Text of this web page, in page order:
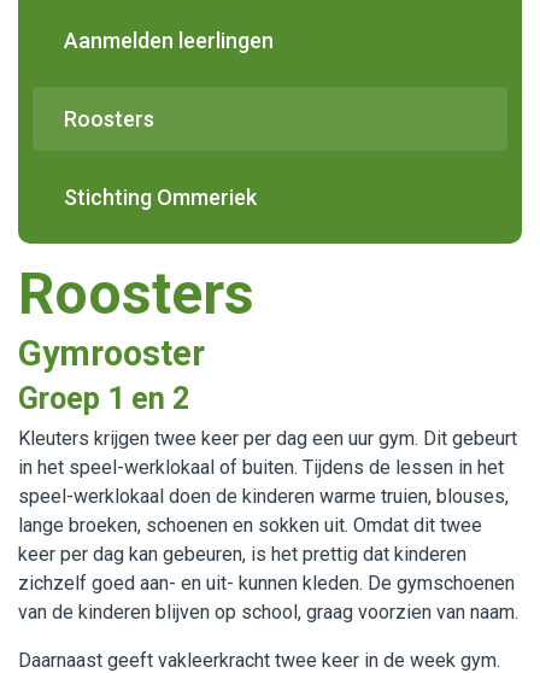
Aanmelden leerlingen
Roosters
Stichting Ommeriek
Roosters
Gymrooster
Groep 1 en 2
Kleuters krijgen twee keer per dag een uur gym. Dit gebeurt
in het speel-werklokaal of buiten. Tijdens de lessen in het
speel-werklokaal doen de kinderen warme truien, blouses,
lange broeken, schoenen en sokken uit. Omdat dit twee
keer per dag kan gebeuren, is het prettig dat kinderen
zichzelf goed aan- en uit- kunnen kleden. De gymschoenen
van de kinderen blijven op school, graag voorzien van naam.
Daarnaast geeft vakleerkracht twee keer in de week gym.